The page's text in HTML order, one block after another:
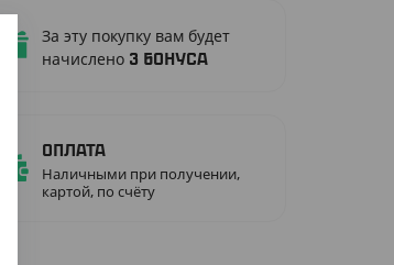
За эту покупку вам будет
начислено 3 бонуса
Оплата
Наличными при получении,
картой, по счёту